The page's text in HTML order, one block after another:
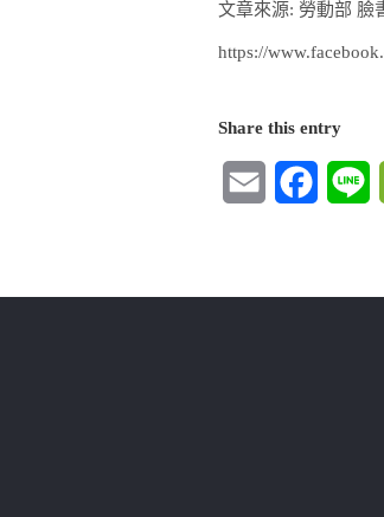
文章來源: 勞動部 臉
https://
Share this entry
Email